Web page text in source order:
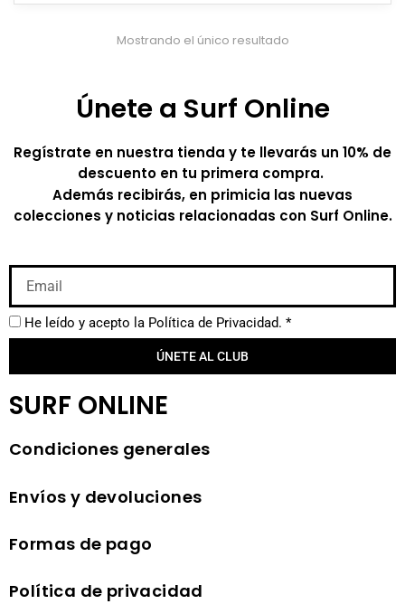
Mostrando el único resultado
Únete a Surf Online
Regístrate en nuestra tienda y te llevarás un 10% de
descuento en tu primera compra.
Además recibirás, en primicia las nuevas
colecciones y noticias relacionadas con Surf Online.
He leído y acepto la Política de Privacidad. *
ÚNETE AL CLUB
SURF ONLINE
Condiciones generales
Envíos y devoluciones
Formas de pago
Política de privacidad